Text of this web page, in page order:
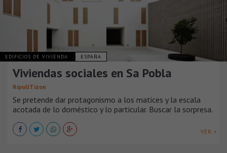
EDIFICIOS DE VIVIENDA ESPAÑA
Viviendas sociales en Sa Pobla
RipollTizon
Se pretende dar protagonismo a los matices y la escala
acotada de lo doméstico y lo particular. Buscar la sorpresa.
VER +